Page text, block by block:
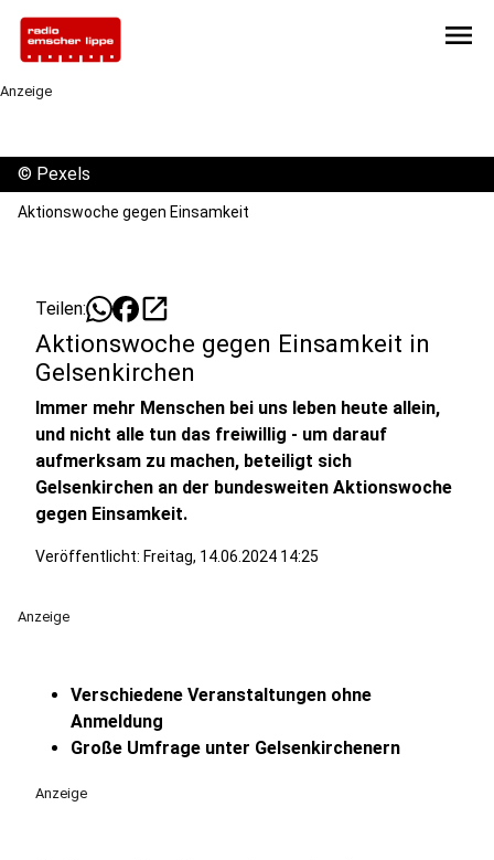
menu
Anzeige
© Pexels
Aktionswoche gegen Einsamkeit
Teilen: open_in_new
Aktionswoche gegen Einsamkeit in
Gelsenkirchen
Immer mehr Menschen bei uns leben heute allein,
und nicht alle tun das freiwillig - um darauf
aufmerksam zu machen, beteiligt sich
Gelsenkirchen an der bundesweiten Aktionswoche
gegen Einsamkeit.
Veröffentlicht: Freitag, 14.06.2024 14:25
Anzeige
Verschiedene Veranstaltungen ohne
Anmeldung
Große Umfrage unter Gelsenkirchenern
Anzeige